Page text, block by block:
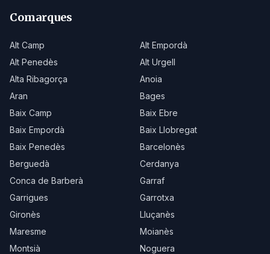
Comarques
Alt Camp
Alt Empordà
Alt Penedès
Alt Urgell
Alta Ribagorça
Anoia
Aran
Bages
Baix Camp
Baix Ebre
Baix Empordà
Baix Llobregat
Baix Penedès
Barcelonès
Berguedà
Cerdanya
Conca de Barberà
Garraf
Garrigues
Garrotxa
Gironès
Lluçanès
Maresme
Moianès
Montsià
Noguera